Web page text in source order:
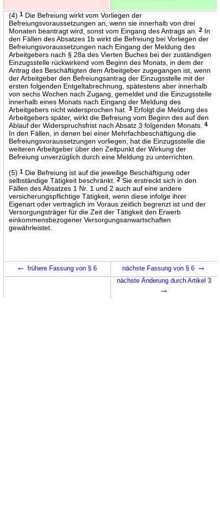
(4) 1Die Befreiung wirkt vom Vorliegen der
Befreiungsvoraussetzungen an, wenn sie innerhalb von drei
Monaten beantragt wird, sonst vom Eingang des Antrags an.
2In
den Fällen des Absatzes 1b wirkt die Befreiung bei Vorliegen der
Befreiungsvoraussetzungen nach Eingang der Meldung des
Arbeitgebers nach § 28a des Vierten Buches bei der zuständigen
Einzugsstelle rückwirkend vom Beginn des Monats, in dem der
Antrag des Beschäftigten dem Arbeitgeber zugegangen ist, wenn
der Arbeitgeber den Befreiungsantrag der Einzugsstelle mit der
ersten folgenden Entgeltabrechnung, spätestens aber innerhalb
von sechs Wochen nach Zugang, gemeldet und die Einzugsstelle
innerhalb eines Monats nach Eingang der Meldung des
Arbeitgebers nicht widersprochen hat.
3Erfolgt die Meldung des
Arbeitgebers später, wirkt die Befreiung vom Beginn des auf den
Ablauf der Widerspruchsfrist nach Absatz 3 folgenden Monats.
4
In den Fällen, in denen bei einer Mehrfachbeschäftigung die
Befreiungsvoraussetzungen vorliegen, hat die Einzugsstelle die
weiteren Arbeitgeber über den Zeitpunkt der Wirkung der
Befreiung unverzüglich durch eine Meldung zu unterrichten.
(5) 1Die Befreiung ist auf die jeweilige Beschäftigung oder
selbständige Tätigkeit beschränkt.
2Sie erstreckt sich in den
Fällen des Absatzes 1 Nr. 1 und 2 auch auf eine andere
versicherungspflichtige Tätigkeit, wenn diese infolge ihrer
Eigenart oder vertraglich im Voraus zeitlich begrenzt ist und der
Versorgungsträger für die Zeit der Tätigkeit den Erwerb
einkommensbezogener Versorgungsanwartschaften
gewährleistet.
← frühere Fassung von § 6 nächste Fassung von § 6 →
nächste Änderung durch Artikel 3
→